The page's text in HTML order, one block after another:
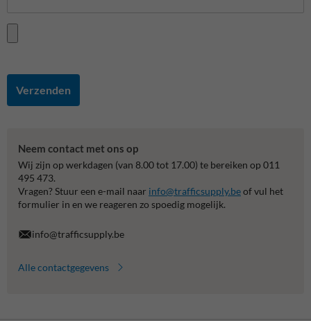
Verzenden
Neem contact met ons op
Wij zijn op werkdagen (van 8.00 tot 17.00) te bereiken op 011
495 473.
Vragen? Stuur een e-mail naar info@trafficsupply.beof vul het
formulier in en we reageren zo spoedig mogelijk.
info@trafficsupply.be
Alle contactgegevens